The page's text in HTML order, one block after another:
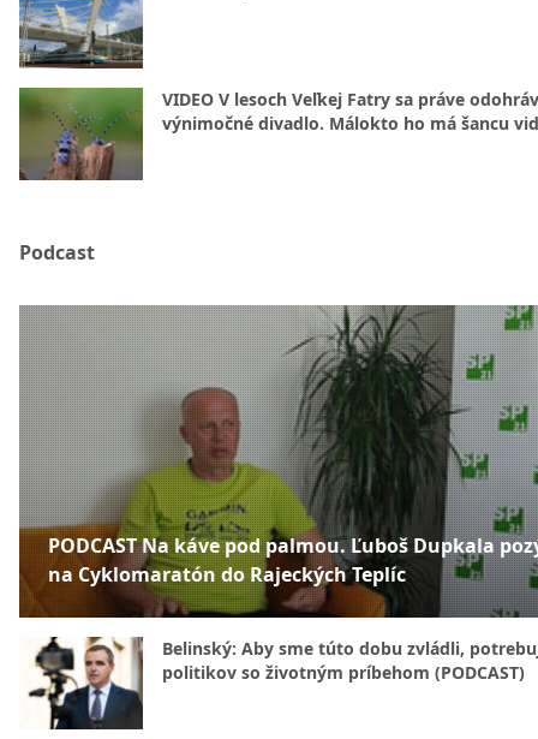
VIDEO V lesoch Veľkej Fatry sa práve
výnimočné divadlo. Málokto ho má šancu
Podcast
PODCAST Na káve pod palmou. Ľuboš Dupkala
na Cyklomaratón do Rajeckých Teplíc
Belinský: Aby sme túto dobu zvládli,
politikov so životným príbehom (PODCAST)